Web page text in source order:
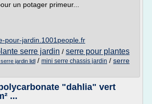
un potager primeur...
pour-jardin.1001people.fr
serre jardin / serre pour plantes
jardin lidl / mini serre chassis jardin / serre
"dahlia" vert
...